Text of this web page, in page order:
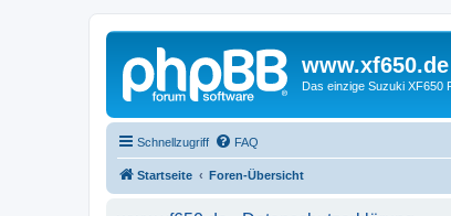
www.xf650.de
Das einzige Suzuki XF650
Schnellzugriff FAQ
Startseite Foren-Übersicht